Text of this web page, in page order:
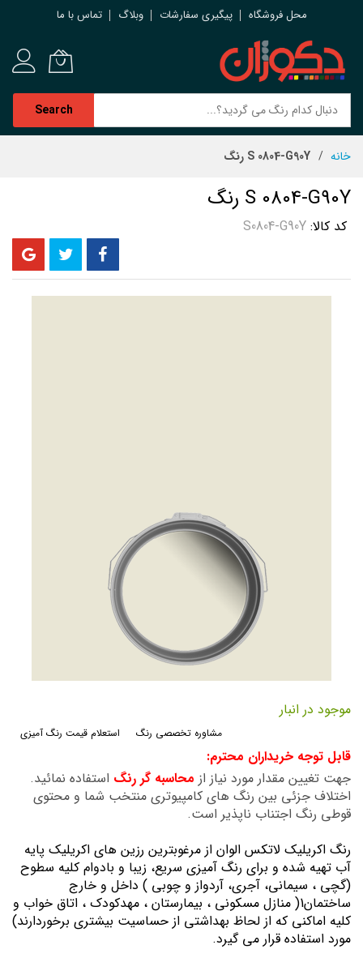
محل فروشگاه پیگیری سفارشات وبلاگ تماس با ما
Search
خانه S 0804-G90Y رنگ
S 0804-G90Y رنگ
کد کالا S0804-G90Y
ابتدای
گالری
موجود در انبار
استعلام قیمت رنگ آمیزی مشاوره تخصصی رنگ
قابل توجه خریداران محترم:
جهت تغیین مقدار مورد نیاز از محاسبه گر رنگ استفاده نمائید.
اختلاف جزئی بین رنگ های کامپیوتری منتخب شما و محتوی
قوطی رنگ اجتناب ناپذیر است.
رنگ اكريليك لاتكس الوان از مرغوبترين رزين هاي اكريليك پايه
آب تهيه شده و برای رنگ آمیزی سریع، زیبا و بادوام کلیه سطوح
(گچی ، سیمانی، آجری، آردواز و چوبی ) داخل و خارج
ساختمان1( منازل مسكوني ، بيمارستان ، مهدكودك ، اتاق خواب و
كليه اماكني كه از لحاظ بهداشتي از حساسيت بيشتري برخوردارند)
مورد استفاده قرار می گیرد.